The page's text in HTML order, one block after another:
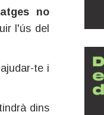
no
l'ús del
te i
dins